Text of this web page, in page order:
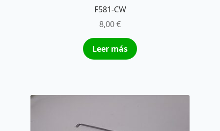
F581-CW
8,00€
Leer más